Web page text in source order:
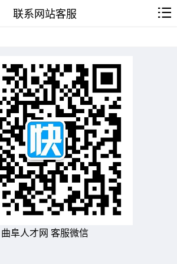
联系网站客服
曲阜人才网 客服微信